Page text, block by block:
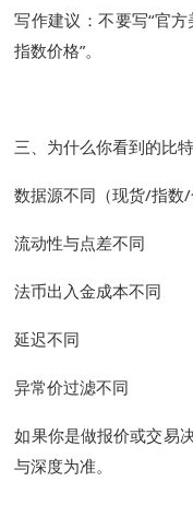
写作建议：不要写“官
指数价格”。
三、为什么你看到的比
数据源不同（现货/指数/
流动性与点差不同
法币出入金成本不同
延迟不同
异常价过滤不同
如果你是做报价或交易
与深度为准。